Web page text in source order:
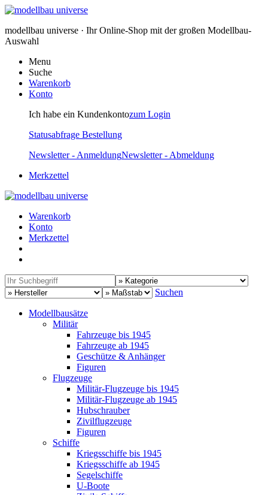
modellbau universe · Ihr Online-Shop mit der großen Modellbau-
Auswahl
Menu
Suche
Warenkorb
Konto
Ich habe ein Kundenkontozum Login
Statusabfrage Bestellung
Newsletter - AnmeldungNewsletter - Abmeldung
Merkzettel
Warenkorb
Konto
Merkzettel
Suchen
Modellbausätze
Militär
Fahrzeuge bis 1945
Fahrzeuge ab 1945
Geschütze & Anhänger
Figuren
Flugzeuge
Militär-Flugzeuge bis 1945
Militär-Flugzeuge ab 1945
Hubschrauber
Zivilflugzeuge
Figuren
Schiffe
Kriegsschiffe bis 1945
Kriegsschiffe ab 1945
Segelschiffe
U-Boote